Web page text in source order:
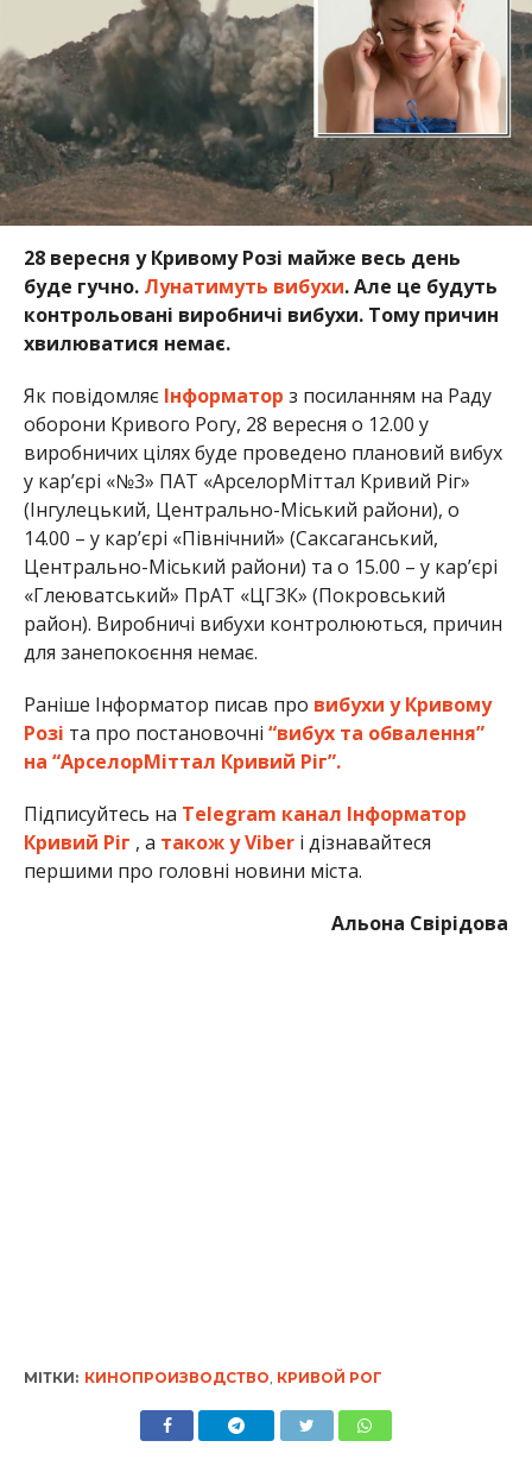
28 вересня у Кривому Розі майже весь день
буде гучно. Лунатимуть вибухи. Але це будуть
контрольовані виробничі вибухи. Тому причин
хвилюватися немає.
Як повідомляє Інформатор з посиланням на Раду
оборони Кривого Рогу, 28 вересня о 12.00 у
виробничих цілях буде проведено плановий вибух
у кар’єрі «№3» ПАТ «АрселорМіттал Кривий Ріг»
(Інгулецький, Центрально-Міський райони), о
14.00 – у кар’єрі «Північний» (Саксаганський,
Центрально-Міський райони) та о 15.00 – у кар’єрі
«Глеюватський» ПрАТ «ЦГЗК» (Покровський
район). Виробничі вибухи контролюються, причин
для занепокоєння немає.
Раніше Інформатор писав про вибухи у Кривому
Розі та про постановочні “вибух та обвалення”
на “АрселорМіттал Кривий Ріг”.
Підписуйтесь на Telegram канал Інформатор
Кривий Ріг , а також у Viberі дізнавайтеся
першими про головні новини міста.
Альона Свірідова
МІТКИ: КИНОПРОИЗВОДСТВО КРИВОЙ РОГ